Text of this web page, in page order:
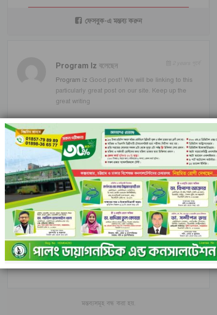
ফেসবুক-এ মন্তব্য করুন
Program Iz বলেছেন
Program iz Good post! We will be linking to this
particularly great post on our site. Keep up the
great writing
Igameplay বলেছেন 2 years পূর্বে
Hey there You have done a fantastic job I will
certainly digg it and personally recommend to my
friends Im confident theyll be benefited from this
site
Businesstrick বলেছেন 2 years পূর্বে
Excellent blog here Also your website loads up
very fast What web host are you using Can I get
your affiliate link to your host I wish my web site
loaded up as quickly as yours lol
মন্তব্যসমূহ বন্ধ করা হয়.